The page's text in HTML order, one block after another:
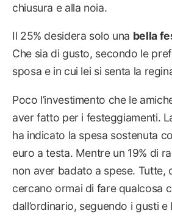
chiusura e alla noia.
Il 25% desidera solo una bella
Che sia di gusto, secondo le
sposa e in cui lei si senta la
Poco l’investimento che le
aver fatto per i festeggiamenti.
ha indicato la spesa sostenuta
euro a testa. Mentre un 19% di
non aver badato a spese. Tutte,
cercano ormai di fare qualcosa
dall’ordinario, seguendo i gusti e